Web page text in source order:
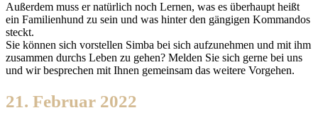
Außerdem muss er natürlich noch Lernen, was es überhaupt heißt
ein Familienhund zu sein und was hinter den gängigen Kommandos
steckt.
Sie können sich vorstellen Simba bei sich aufzunehmen und mit ihm
zusammen durchs Leben zu gehen? Melden Sie sich gerne bei uns
und wir besprechen mit Ihnen gemeinsam das weitere Vorgehen.
21. Februar 2022